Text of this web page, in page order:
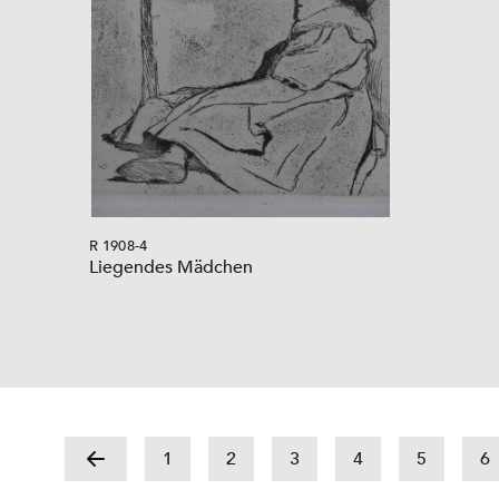
R 1908-4
Liegendes Mädchen
1 2 3 4 5 6